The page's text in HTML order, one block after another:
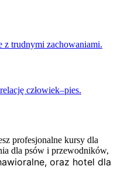
z trudnymi zachowaniami.
człowiek–pies.
profesjonalne kursy dla
dla psów i przewodników,
oraz hotel dla